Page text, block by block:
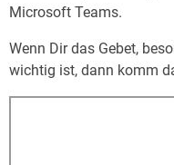
Microsoft Teams.
Wenn Dir das Gebet,
wichtig ist, dann komm